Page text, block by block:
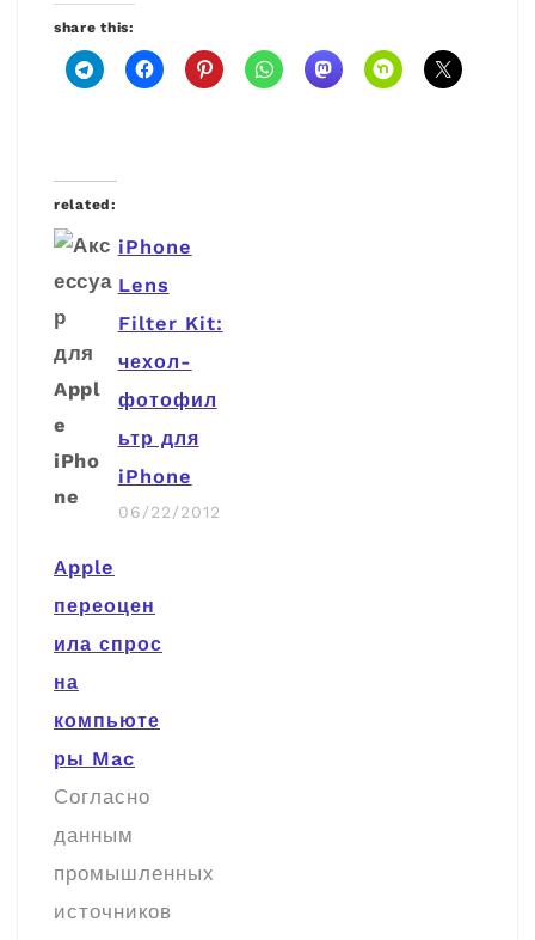
share this:
related:
iPhone
Lens
Filter Kit:
чехол-
фотофил
ьтр для
iPhone
06/22/2012
Apple
переоцен
ила спрос
на
компьюте
ры Mac
Согласно
данным
промышленных
источников